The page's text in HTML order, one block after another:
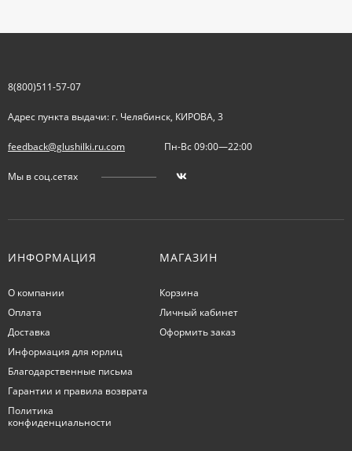
8(800)511-57-07
Адрес пункта выдачи: г. Челябинск, КИРОВА, 3
feedback@glushilki.ru.com Пн-Вс 09:00—22:00
Мы в соц.сетях
ИНФОРМАЦИЯ
О компании
Оплата
Доставка
Информация для юрлиц
Благодарственные письма
Гарантии и правила возврата
Политика
конфиденциальности
МАГАЗИН
Корзина
Личный кабинет
Оформить заказ